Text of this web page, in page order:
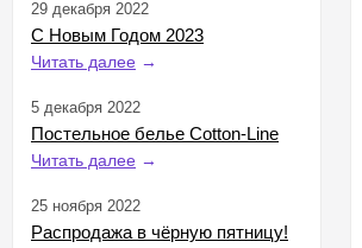
29 декабря 2022
С Новым Годом 2023
Читать далее →
5 декабря 2022
Постельное белье Cotton-Line
Читать далее →
25 ноября 2022
Распродажа в чёрную пятницу!